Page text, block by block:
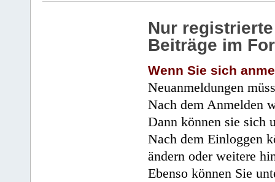
Nur
Beiträge im
Wenn Sie sich
Neuanmeldungen
Nach dem Anmelden
Dann können sie sich
Nach dem Einloggen
ändern oder weitere
Ebenso können Sie